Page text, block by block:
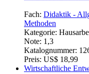
Fach: Didaktik -
Methoden
Kategorie:
Note: 1,3
Katalognummer:
Preis: US$ 18,99
Wirtschaftliche